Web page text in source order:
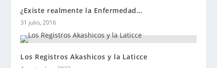
¿Existe realmente la Enfermedad…
31 julio, 2016
Los Registros Akashicos y la Laticce